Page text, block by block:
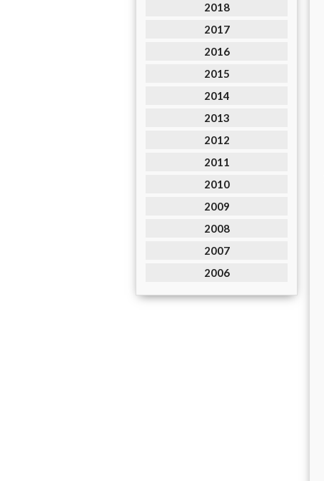
2018
2017
2016
2015
2014
2013
2012
2011
2010
2009
2008
2007
2006